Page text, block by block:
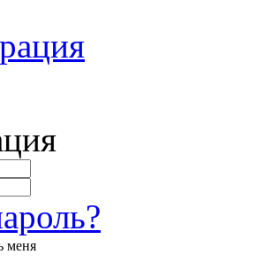
меня